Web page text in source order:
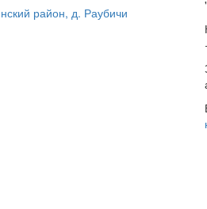
район, д. Раубичи